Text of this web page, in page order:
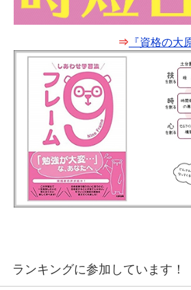
⇒ 『資格の大
ランキングに参加しています！